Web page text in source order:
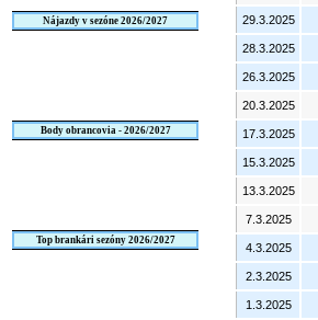
Nájazdy v sezóne 2026/2027
Body obrancovia - 2026/2027
Top brankári sezóny 2026/2027
29.3.2025
28.3.2025
26.3.2025
20.3.2025
17.3.2025
15.3.2025
13.3.2025
7.3.2025
4.3.2025
2.3.2025
1.3.2025